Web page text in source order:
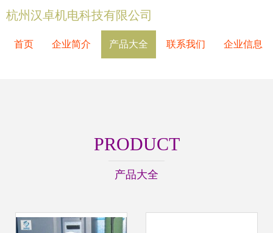
杭州汉卓机电科技有限公司
首页 企业简介 产品大全 联系我们 企业信息
PRODUCT
产品大全